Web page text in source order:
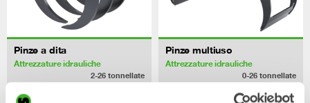
Pinze a dita
Attrezzature idrauliche
2-26 tonnellate
Pinze multiuso
Attrezzature idrauliche
0-26 tonnellate